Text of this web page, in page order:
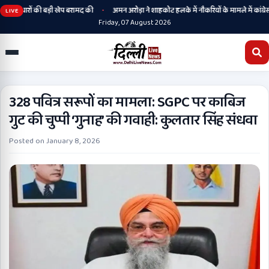
LIVE की बड़ी खेप बरामद की •
अमन अरोड़ा ने शाहकोट हलके में नौकरियों के मामले में कांग्रेसी
Friday, 07 August 2026
328 पवित्र सरूपों का मामला: SGPC पर काबिज
गुट की चुप्पी ‘गुनाह’ की गवाही: कुलतार सिंह संधवा
Posted onJanuary 8, 2026